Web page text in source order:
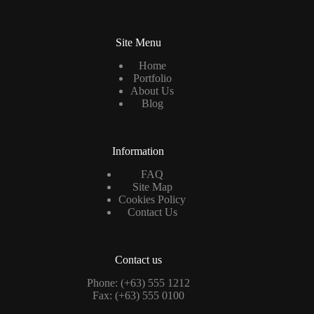
Site Menu
Home
Portfolio
About Us
Blog
Information
FAQ
Site Map
Cookies Policy
Contact Us
Contact us
Phone: (+63) 555 1212
Fax: (+63) 555 0100